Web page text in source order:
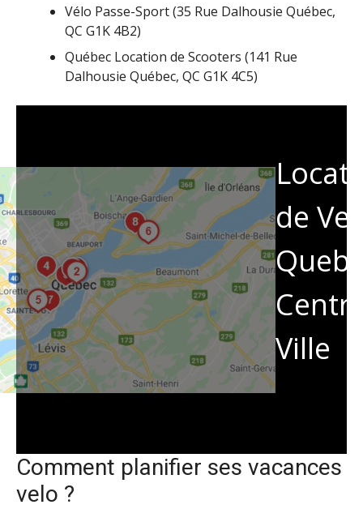
Vélo Passe-Sport (35 Rue Dalhousie Québec,
QC G1K 4B2)
Québec Location de Scooters (141 Rue
Dalhousie Québec, QC G1K 4C5)
de
Ville
Comment planifier ses vacances
velo ?